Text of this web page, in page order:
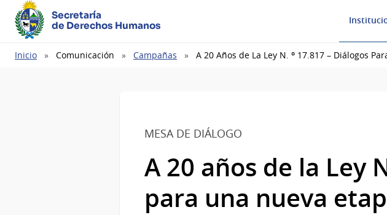
Secretaría
de Derechos Humanos
Ruta
Inicio Comunicación Campañas A 20 Años de La Ley N. º 17.817 – Diálogos
MESA DE DIÁLOGO
A 20 años de la Ley
para una nueva